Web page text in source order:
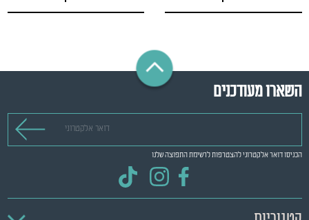
השארו מעודכנים
הכניסו דואר אלקטרוני להצטרפות לרשימת התפוצה שלנו